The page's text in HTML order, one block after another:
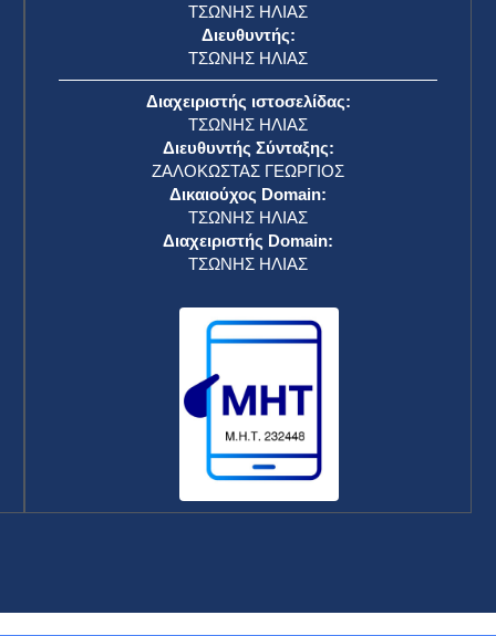
ΤΣΩΝΗΣ ΗΛΙΑΣ
Διευθυντής:
ΤΣΩΝΗΣ ΗΛΙΑΣ
Διαχειριστής ιστοσελίδας:
ΤΣΩΝΗΣ ΗΛΙΑΣ
Διευθυντής Σύνταξης:
ΖΑΛΟΚΩΣΤΑΣ ΓΕΩΡΓΙΟΣ
Δικαιούχος Domain:
ΤΣΩΝΗΣ ΗΛΙΑΣ
Διαχειριστής Domain:
ΤΣΩΝΗΣ ΗΛΙΑΣ